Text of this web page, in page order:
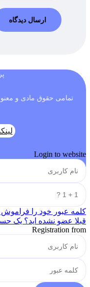
تمامی حقوق مادی و
Login to website
کلمه عبور خود را فراموش
قبلا عضو نشده اید؟ یک
Registration from